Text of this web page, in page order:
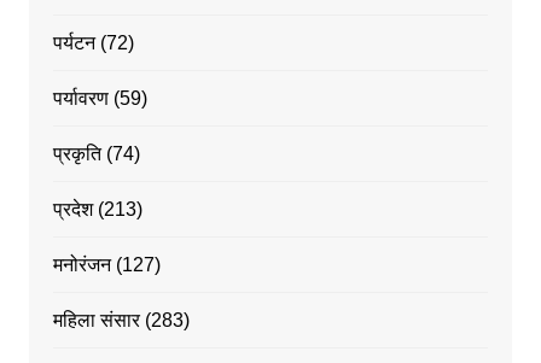
पर्यटन(72)
पर्यावरण(59)
प्रकृति(74)
प्रदेश(213)
मनोरंजन(127)
महिला संसार(283)